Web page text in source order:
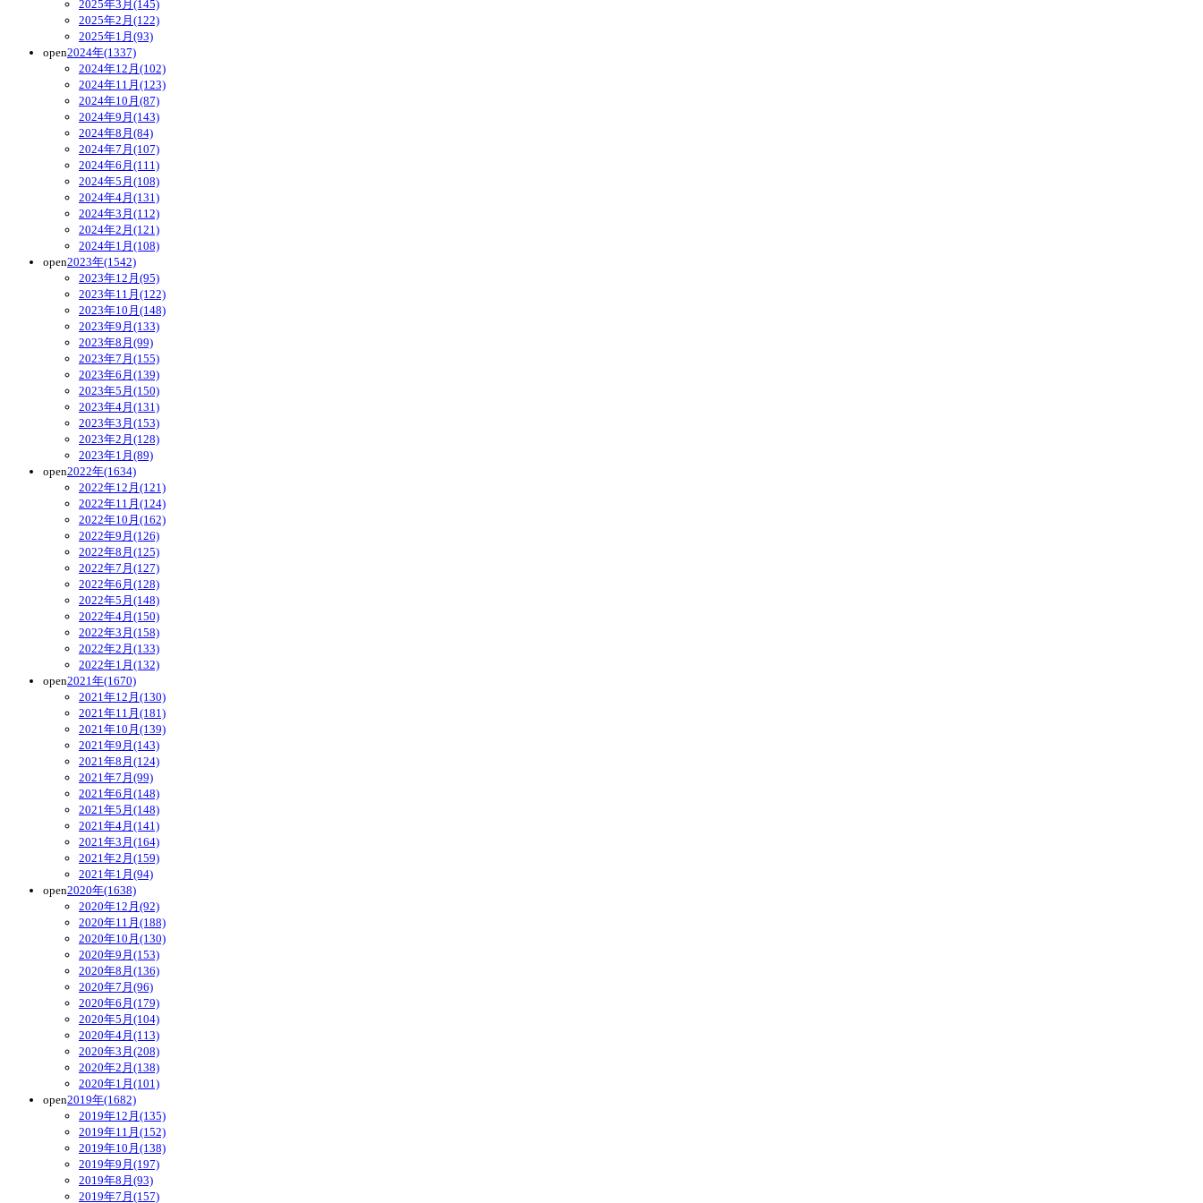
2025年3月(145)
2025年2月(122)
2025年1月(93)
open2024年(1337)
2024年12月(102)
2024年11月(123)
2024年10月(87)
2024年9月(143)
2024年8月(84)
2024年7月(107)
2024年6月(111)
2024年5月(108)
2024年4月(131)
2024年3月(112)
2024年2月(121)
2024年1月(108)
open2023年(1542)
2023年12月(95)
2023年11月(122)
2023年10月(148)
2023年9月(133)
2023年8月(99)
2023年7月(155)
2023年6月(139)
2023年5月(150)
2023年4月(131)
2023年3月(153)
2023年2月(128)
2023年1月(89)
open2022年(1634)
2022年12月(121)
2022年11月(124)
2022年10月(162)
2022年9月(126)
2022年8月(125)
2022年7月(127)
2022年6月(128)
2022年5月(148)
2022年4月(150)
2022年3月(158)
2022年2月(133)
2022年1月(132)
open2021年(1670)
2021年12月(130)
2021年11月(181)
2021年10月(139)
2021年9月(143)
2021年8月(124)
2021年7月(99)
2021年6月(148)
2021年5月(148)
2021年4月(141)
2021年3月(164)
2021年2月(159)
2021年1月(94)
open2020年(1638)
2020年12月(92)
2020年11月(188)
2020年10月(130)
2020年9月(153)
2020年8月(136)
2020年7月(96)
2020年6月(179)
2020年5月(104)
2020年4月(113)
2020年3月(208)
2020年2月(138)
2020年1月(101)
open2019年(1682)
2019年12月(135)
2019年11月(152)
2019年10月(138)
2019年9月(197)
2019年8月(93)
2019年7月(157)